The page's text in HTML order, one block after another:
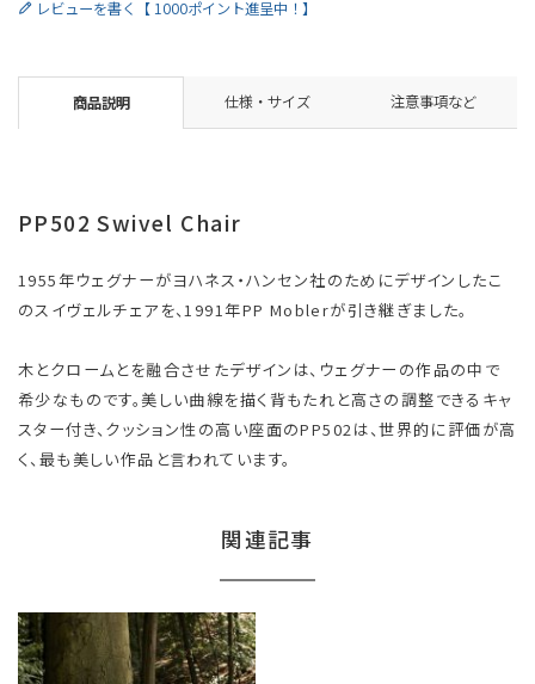
レビューを書く【 1000ポイント進呈中！】
商品説明 仕様・サイズ 注意事項など
PP502 Swivel Chair
1955年ウェグナーがヨハネス・ハンセン社のためにデザインしたこ
のスイヴェルチェアを、1991年PP Moblerが引き継ぎました。
木とクロームとを融合させたデザインは、ウェグナーの作品の中で
希少なものです。美しい曲線を描く背もたれと高さの調整できるキャ
スター付き、クッション性の高い座面のPP502は、世界的に評価が高
く、最も美しい作品と言われています。
関連記事